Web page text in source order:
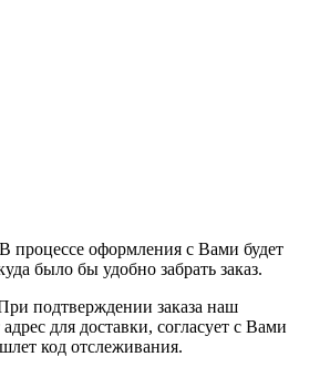
В процессе оформления с Вами будет
было бы удобно забрать заказ.
подтверждении заказа наш
для доставки, согласует с Вами
код отслеживания.